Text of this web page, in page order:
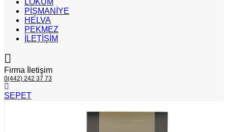
LOKUM
PİŞMANİYE
HELVA
PEKMEZ
İLETİŞİM
Firma İletişim
0(442) 242 37 73
SEPET